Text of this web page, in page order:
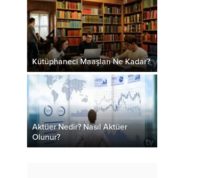
Kütüphaneci Maaşları Ne Kadar?
Aktüer Nedir? Nasıl Aktüer
Olunur?